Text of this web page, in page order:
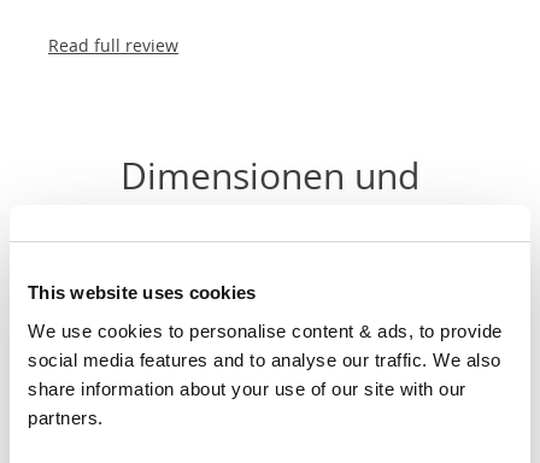
This website uses cookies
We use cookies to personalise content & ads, to provide
social media features and to analyse our traffic. We also
share information about your use of our site with our
partners.
Read full review
Dimensionen und
Größe Breite
90cm
X
200cm
37" 83" 52"